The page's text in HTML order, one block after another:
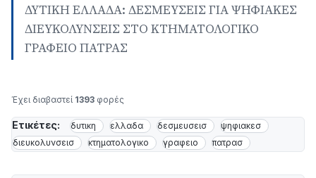
ΔΥΤΙΚΗ ΕΛΛΑΔΑ: ΔΕΣΜΕΥΣΕΙΣ ΓΙΑ ΨΗΦΙΑΚΕΣ
ΔΙΕΥΚΟΛΥΝΣΕΙΣ ΣΤΟ ΚΤΗΜΑΤΟΛΟΓΙΚΟ
ΓΡΑΦΕΙΟ ΠΑΤΡΑΣ
Έχει διαβαστεί 1393 φορές
Ετικέτες: δυτικη ελλαδα δεσμευσεισ
ψηφιακεσ
διευκολυνσεισ
κτηματολογικο γραφειο πατρασ